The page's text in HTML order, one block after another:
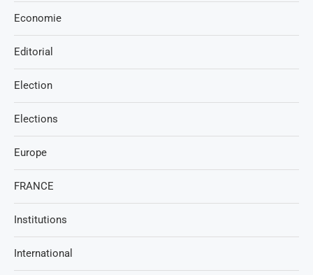
Economie
Editorial
Election
Elections
Europe
FRANCE
Institutions
International